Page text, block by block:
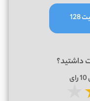
داشتید؟
10رای